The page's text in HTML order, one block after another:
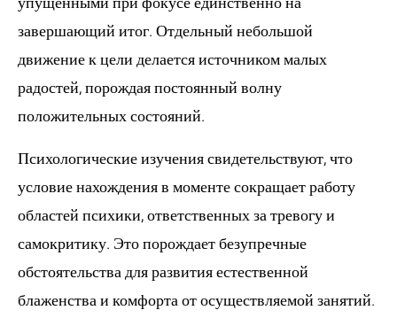
завершающий итог. Отдельный небольшой
движение к цели делается источником малых
радостей, порождая постоянный волну
положительных состояний.
Психологические изучения свидетельствуют, что
условие нахождения в моменте сокращает работу
областей психики, ответственных за тревогу и
самокритику. Это порождает безупречные
обстоятельства для развития естественной
блаженства и комфорта от осуществляемой занятий.